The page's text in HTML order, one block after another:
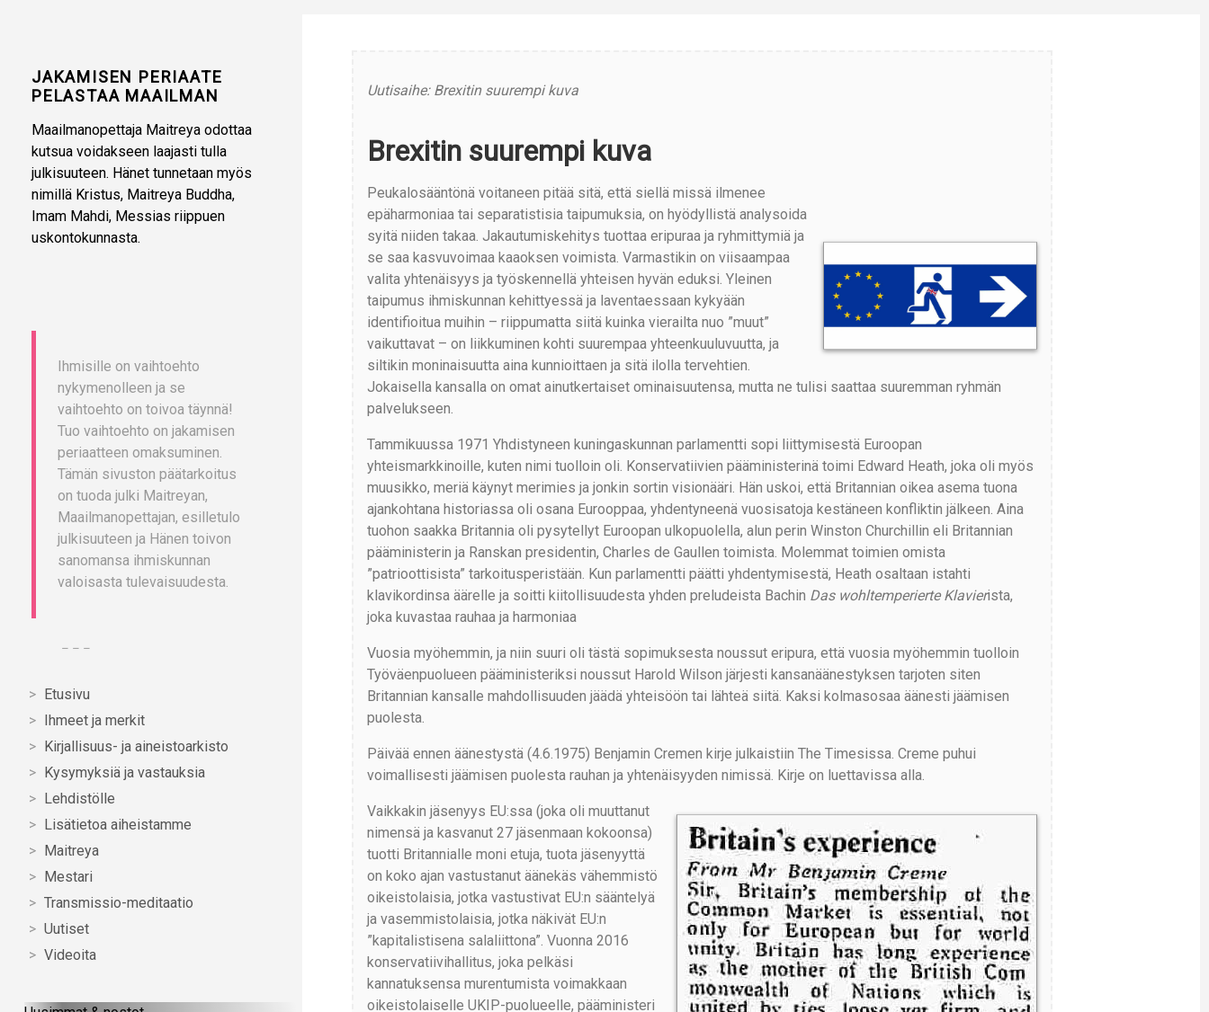
JAKAMISEN PERIAATE
PELASTAA MAAILMAN
Maailmanopettaja Maitreya odottaa
kutsua voidakseen laajasti tulla
julkisuuteen. Hänet tunnetaan myös
nimillä Kristus, Maitreya Buddha,
Imam Mahdi, Messias riippuen
uskontokunnasta.
Etusivu
Ihmeet ja merkit
Kirjallisuus- ja aineistoarkisto
Kysymyksiä ja vastauksia
Lehdistölle
Lisätietoa aiheistamme
Maitreya
Mestari
Transmissio-meditaatio
Uutiset
Videoita
Uutisaihe: Brexitin suurempi kuva
Brexitin suurempi kuva
Peukalosääntönä voitaneen pitää sitä, että siellä missä ilmenee
epäharmoniaa tai separatistisia taipumuksia, on hyödyllistä analysoida
syitä niiden takaa. Jakautumiskehitys tuottaa eripuraa ja ryhmittymiä ja
se saa kasvuvoimaa kaaoksen voimista. Varmastikin on viisaampaa
valita yhtenäisyys ja työskennellä yhteisen hyvän eduksi. Yleinen
taipumus ihmiskunnan kehittyessä ja laventaessaan kykyään
identifioitua muihin – riippumatta siitä kuinka vierailta nuo ”muut”
vaikuttavat – on liikkuminen kohti suurempaa yhteenkuuluvuutta, ja
siltikin moninaisuutta aina kunnioittaen ja sitä ilolla tervehtien.
Jokaisella kansalla on omat ainutkertaiset ominaisuutensa, mutta ne tulisi saattaa suuremman ryhmän
palvelukseen.
Tammikuussa 1971 Yhdistyneen kuningaskunnan parlamentti sopi liittymisestä Euroopan
yhteismarkkinoille, kuten nimi tuolloin oli. Konservatiivien pääministerinä toimi Edward Heath, joka oli myös
muusikko, meriä käynyt merimies ja jonkin sortin visionääri. Hän uskoi, että Britannian oikea asema tuona
ajankohtana historiassa oli osana Eurooppaa, yhdentyneenä vuosisatoja kestäneen konfliktin jälkeen. Aina
tuohon saakka Britannia oli pysytellyt Euroopan ulkopuolella, alun perin Winston Churchillin eli Britannian
pääministerin ja Ranskan presidentin, Charles de Gaullen toimista. Molemmat toimien omista
”patrioottisista” tarkoitusperistään. Kun parlamentti päätti yhdentymisestä, Heath osaltaan istahti
klavikordinsa äärelle ja soitti kiitollisuudesta yhden preludeista Bachin Das wohltemperierte Klavierista,
joka kuvastaa rauhaa ja harmoniaa
Vuosia myöhemmin, ja niin suuri oli tästä sopimuksesta noussut eripura, että vuosia myöhemmin tuolloin
Työväenpuolueen pääministeriksi noussut Harold Wilson järjesti kansanäänestyksen tarjoten siten
Britannian kansalle mahdollisuuden jäädä yhteisöön tai lähteä siitä. Kaksi kolmasosaa äänesti jäämisen
puolesta.
Päivää ennen äänestystä (4.6.1975) Benjamin Cremen kirje julkaistiin The Timesissa. Creme puhui
voimallisesti jäämisen puolesta rauhan ja yhtenäisyyden nimissä. Kirje on luettavissa alla.
Vaikkakin jäsenyys EU:ssa (joka oli muuttanut
nimensä ja kasvanut 27 jäsenmaan kokoonsa)
tuotti Britannialle moni etuja, tuota jäsenyyttä
on koko ajan vastustanut äänekäs vähemmistö
oikeistolaisia, jotka vastustivat EU:n sääntelyä
ja vasemmistolaisia, jotka näkivät EU:n
”kapitalistisena salaliittona”. Vuonna 2016
konservatiivihallitus, joka pelkäsi
kannatuksensa murentumista voimakkaan
oikeistolaiselle UKIP-puolueelle, pääministeri
Ihmisille on vaihtoehto
nykymenolleen ja se
vaihtoehto on toivoa täynnä!
Tuo vaihtoehto on jakamisen
periaatteen omaksuminen.
Tämän sivuston päätarkoitus
on tuoda julki Maitreyan,
Maailmanopettajan, esilletulo
julkisuuteen ja Hänen toivon
sanomansa ihmiskunnan
valoisasta tulevaisuudesta.
– – –